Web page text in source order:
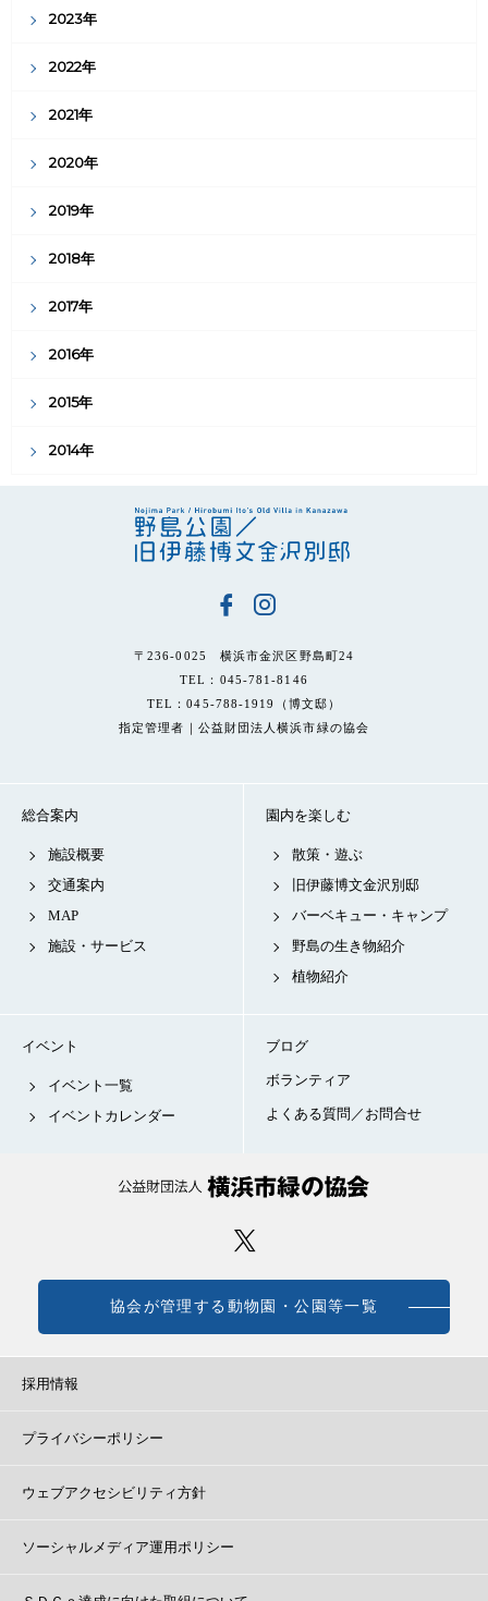
2023年
2022年
2021年
2020年
2019年
2018年
2017年
2016年
2015年
2014年
〒236-0025 横浜市金沢区野島町24
TEL：045-781-8146
TEL：045-788-1919（博文邸）
指定管理者｜公益財団法人横浜市緑の協会
総合案内
施設概要
交通案内
MAP
施設・サービス
園内を楽しむ
散策・遊ぶ
旧伊藤博文金沢別邸
バーベキュー・キャンプ
野島の生き物紹介
植物紹介
イベント
イベント一覧
イベントカレンダー
ブログ
ボランティア
よくある質問／お問合せ
協会が管理する動物園・公園等一覧
採用情報
プライバシーポリシー
ウェブアクセシビリティ方針
ソーシャルメディア運用ポリシー